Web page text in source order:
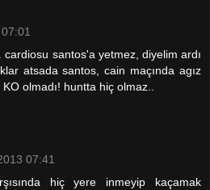
santos'a yetmez, diyelim ardı
atsada santos, cain maçında agız
olmadı! huntta hiç olmaz..
07:41
hiç yere inmeyip kaçamak